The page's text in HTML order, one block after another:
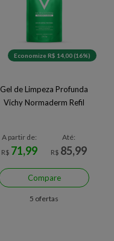
Economize R$ 14,00 (16%)
Gel de Limpeza Profunda
Vichy Normaderm Refil
A partir de:
R$ 71,99
Até:
R$ 85,99
Compare
5 ofertas